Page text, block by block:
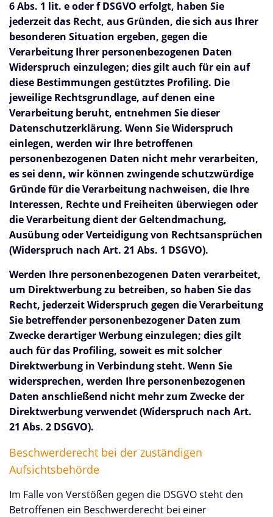
6 Abs. 1 lit. e oder f DSGVO erfolgt, haben Sie
jederzeit das Recht, aus Gründen, die sich aus Ihrer
besonderen Situation ergeben, gegen die
Verarbeitung Ihrer personenbezogenen Daten
Widerspruch einzulegen; dies gilt auch für ein auf
diese Bestimmungen gestütztes Profiling. Die
jeweilige Rechtsgrundlage, auf denen eine
Verarbeitung beruht, entnehmen Sie dieser
Datenschutzerklärung. Wenn Sie Widerspruch
einlegen, werden wir Ihre betroffenen
personenbezogenen Daten nicht mehr verarbeiten,
es sei denn, wir können zwingende schutzwürdige
Gründe für die Verarbeitung nachweisen, die Ihre
Interessen, Rechte und Freiheiten überwiegen oder
die Verarbeitung dient der Geltendmachung,
Ausübung oder Verteidigung von Rechtsansprüchen
(Widerspruch nach Art. 21 Abs. 1 DSGVO).
Werden Ihre personenbezogenen Daten verarbeitet,
um Direktwerbung zu betreiben, so haben Sie das
Recht, jederzeit Widerspruch gegen die Verarbeitung
Sie betreffender personenbezogener Daten zum
Zwecke derartiger Werbung einzulegen; dies gilt
auch für das Profiling, soweit es mit solcher
Direktwerbung in Verbindung steht. Wenn Sie
widersprechen, werden Ihre personenbezogenen
Daten anschließend nicht mehr zum Zwecke der
Direktwerbung verwendet (Widerspruch nach Art.
21 Abs. 2 DSGVO).
Beschwerderecht bei der zuständigen
Aufsichtsbehörde
Im Falle von Verstößen gegen die DSGVO steht den
Betroffenen ein Beschwerderecht bei einer